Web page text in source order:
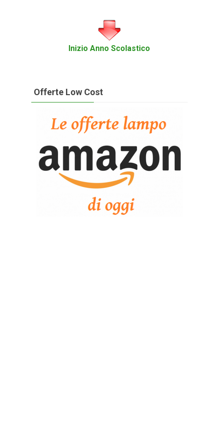
Inizio Anno Scolastico
Offerte Low Cost